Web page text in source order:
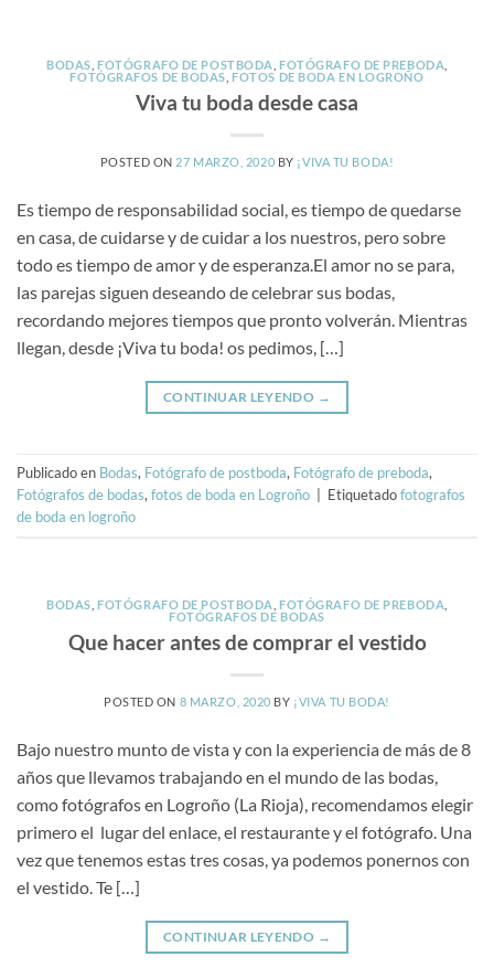
BODAS ,FOTÓGRAFO DE POSTBODA ,FOTÓGRAFO DE PREBODA
FOTÓGRAFOS DE BODAS ,FOTOS DE BODA EN LOGROÑO
Viva tu boda desde casa
POSTED ON 27 MARZO, 2020 BY ¡VIVA TU BODA!
Es tiempo de responsabilidad social, es tiempo de quedarse
en casa, de cuidarse y de cuidar a los nuestros, pero sobre
todo es tiempo de amor y de esperanza.El amor no se para,
las parejas siguen deseando de celebrar sus bodas,
recordando mejores tiempos que pronto volverán. Mientras
llegan, desde ¡Viva tu boda! os pedimos, […]
CONTINUAR LEYENDO →
Publicado en Bodas, Fotógrafo de postboda, Fotógrafo de preboda,
Fotógrafos de bodas,fotos de boda en Logroño Etiquetadofotografos
de boda en logroño
BODAS ,FOTÓGRAFO DE POSTBODA ,FOTÓGRAFO DE PREBODA
FOTÓGRAFOS DE BODAS
Que hacer antes de comprar el vestido
POSTED ON 8 MARZO, 2020 BY ¡VIVA TU BODA!
Bajo nuestro munto de vista y con la experiencia de más de 8
años que llevamos trabajando en el mundo de las bodas,
como fotógrafos en Logroño (La Rioja), recomendamos elegir
primero el lugar del enlace, el restaurante y el fotógrafo. Una
vez que tenemos estas tres cosas, ya podemos ponernos con
el vestido. Te […]
CONTINUAR LEYENDO →